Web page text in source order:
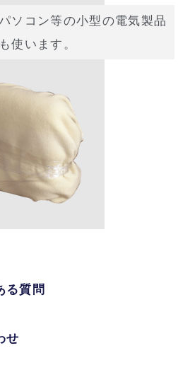
ソコン等の小型の電気製品
使います。
る質問
せ